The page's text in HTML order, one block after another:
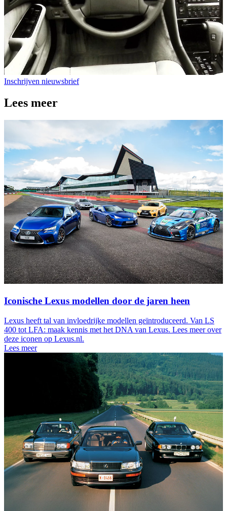
Inschrijven nieuwsbrief
Lees meer
Iconische Lexus modellen door de jaren heen
Lexus heeft tal van invloedrijke modellen geïntroduceerd. Van LS
400 tot LFA: maak kennis met het DNA van Lexus. Lees meer over
deze iconen op Lexus.nl.
Lees meer